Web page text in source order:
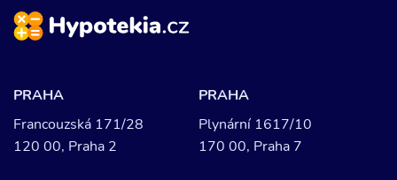
PRAHA
Francouzská 171/28
120 00, Praha 2
PRAHA
Plynární 1617/10
170 00, Praha 7